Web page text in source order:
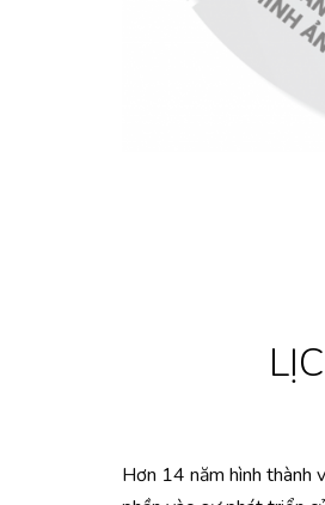
Hơn 14 năm hình thành